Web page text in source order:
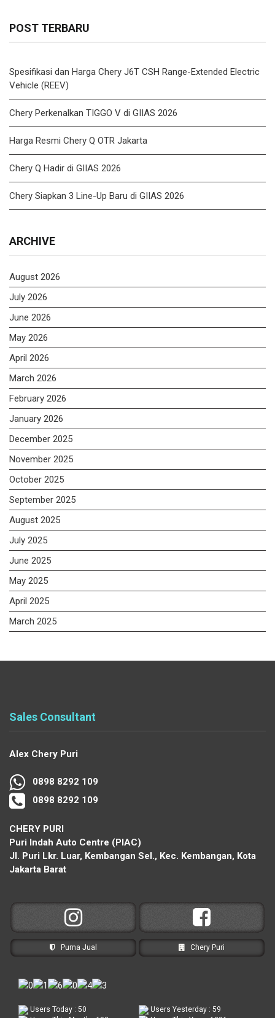
POST TERBARU
Spesifikasi dan Harga Chery J6T CSH Range-Extended Electric
Vehicle (REEV)
Chery Perkenalkan TIGGO V di GIIAS 2026
Harga Resmi Chery Q OTR Jakarta
Chery Q Hadir di GIIAS 2026
Chery Siapkan 3 Line-Up Baru di GIIAS 2026
ARCHIVE
August 2026
July 2026
June 2026
May 2026
April 2026
March 2026
February 2026
January 2026
December 2025
November 2025
October 2025
September 2025
August 2025
July 2025
June 2025
May 2025
April 2025
March 2025
Sales Consultant
Alex Chery Puri
0898 8292 109
0898 8292 109
CHERY PURI
Puri Indah Auto Centre (PIAC)
Jl. Puri Lkr. Luar, Kembangan Sel., Kec. Kembangan, Kota
Jakarta Barat
Purna Jual Chery Puri
Users Today : 50
Users Yesterday : 59